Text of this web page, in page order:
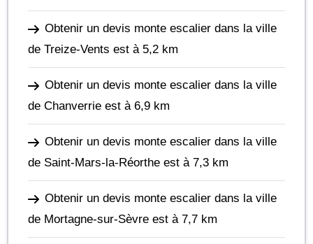
Obtenir un devis monte escalier dans la ville
de Treize-Vents est à 5,2 km
Obtenir un devis monte escalier dans la ville
de Chanverrie est à 6,9 km
Obtenir un devis monte escalier dans la ville
de Saint-Mars-la-Réorthe est à 7,3 km
Obtenir un devis monte escalier dans la ville
de Mortagne-sur-Sèvre est à 7,7 km